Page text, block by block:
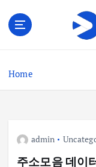
c
Home
admin
주소모음 데이